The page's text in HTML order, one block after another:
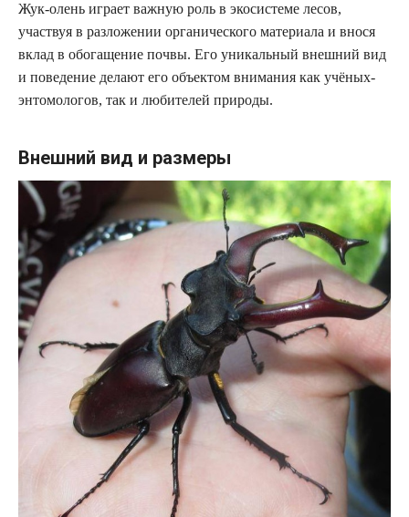
Жук-олень играет важную роль в экосистеме лесов,
участвуя в разложении органического материала и внося
вклад в обогащение почвы. Его уникальный внешний вид
и поведение делают его объектом внимания как учёных-
энтомологов, так и любителей природы.
Внешний вид и размеры